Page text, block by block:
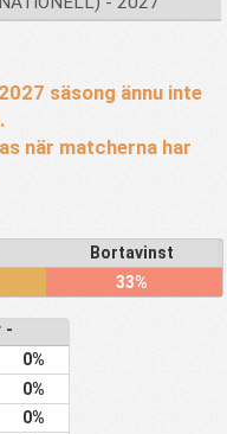
säsong ännu inte
när matcherna har
Bortavinst
33%
-
0%
0%
0%